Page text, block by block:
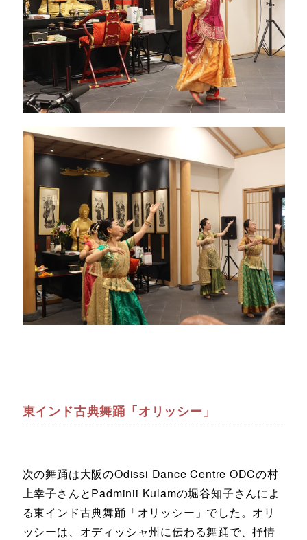
東インド古典舞踊「オリッシー」
次の舞踊は大阪のOdissi Dance Centre ODCの村
上幸子さんとPadminii Kulamの堀谷知子さんによ
る東インド古典舞踊「オリッシー」でした。オリ
ッシーは、オディッシャ州に伝わる舞踊で、抒情